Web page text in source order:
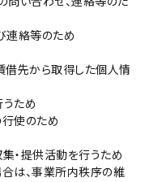
連絡等のため
先から取得した個人情
ため
使のため
・提供活動を行うため
は、事業所内秩序の維